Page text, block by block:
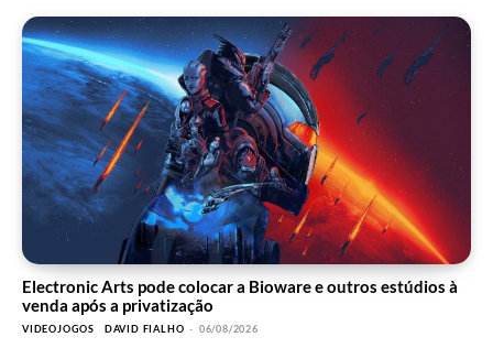
Electronic Arts pode colocar a Bioware e outros estúdios à
venda após a privatização
VIDEOJOGOS DAVID FIALHO - 06/08/2026